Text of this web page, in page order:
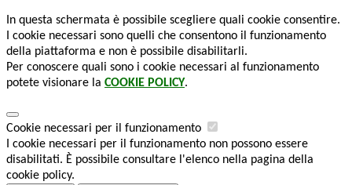
In questa schermata è possibile scegliere quali cookie consentire.
I cookie necessari sono quelli che consentono il funzionamento
della piattaforma e non è possibile disabilitarli.
Per conoscere quali sono i cookie necessari al funzionamento
potete visionare la COOKIE POLICY.
Cookie necessari per il funzionamento
I cookie necessari per il funzionamento non possono essere
disabilitati. È possibile consultare l'elenco nella pagina della
cookie policy.